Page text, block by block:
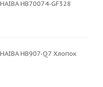
HB70074-GF328
HB907-Q7 Хлопок